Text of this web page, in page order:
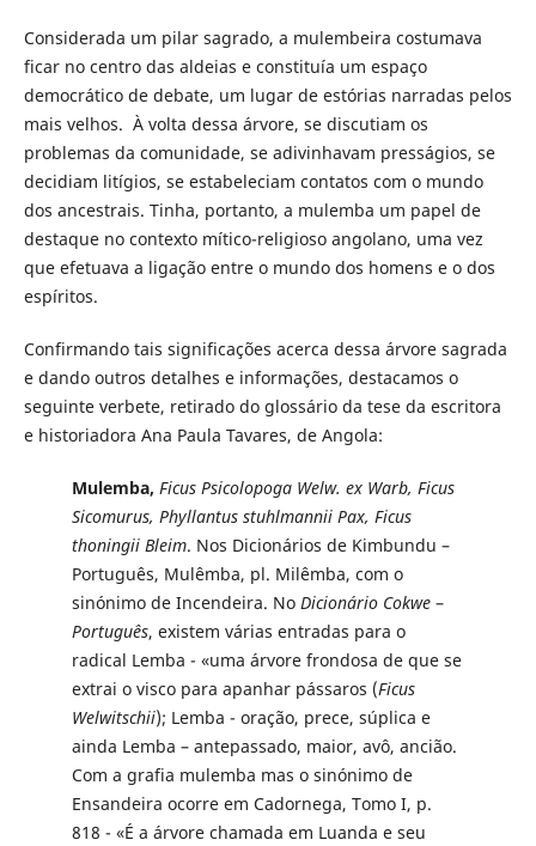
Considerada um pilar sagrado, a mulembeira costumava
ficar no centro das aldeias e constituía um espaço
democrático de debate, um lugar de estórias narradas pelos
mais velhos. À volta dessa árvore, se discutiam os
problemas da comunidade, se adivinhavam presságios, se
decidiam litígios, se estabeleciam contatos com o mundo
dos ancestrais. Tinha, portanto, a mulemba um papel de
destaque no contexto mítico-religioso angolano, uma vez
que efetuava a ligação entre o mundo dos homens e o dos
espíritos.
Confirmando tais significações acerca dessa árvore sagrada
e dando outros detalhes e informações, destacamos o
seguinte verbete, retirado do glossário da tese da escritora
e historiadora Ana Paula Tavares, de Angola:
Mulemba, Ficus Psicolopoga Welw. ex Warb, Ficus
Sicomurus, Phyllantus stuhlmannii Pax, Ficus
thoningii Bleim. Nos Dicionários de Kimbundu –
Português, Mulêmba, pl. Milêmba, com o
sinónimo de Incendeira. No Dicionário Cokwe–
Português, existem várias entradas para o
radical Lemba - «uma árvore frondosa de que se
extrai o visco para apanhar pássaros (Ficus
Welwitschii); Lemba - oração, prece, súplica e
ainda Lemba – antepassado, maior, avô, ancião.
Com a grafia mulemba mas o sinónimo de
Ensandeira ocorre em Cadornega, Tomo I, p.
818 - «É a árvore chamada em Luanda e seu